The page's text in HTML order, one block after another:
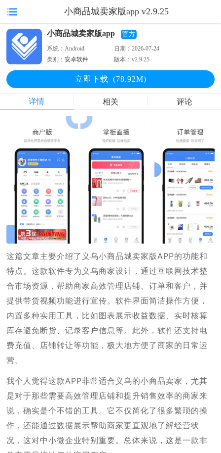
小商品城卖家版app v2.9.25
小商品城卖家版app 官方
系统：Android 日期：2026-07-24
类别：安卓软件 版本：v2.9.25
立即下载 (78.92M)
详情 相关 评论
这篇文章主要介绍了义乌小商品城卖家版APP的功能和
特点。这款软件专为义乌商家设计，通过互联网技术整
合市场资源，帮助商家高效管理店铺、订单和客户，并
提供带货视频功能进行宣传。软件界面简洁操作方便，
内置多种实用工具，比如图表展示收益数据、实时核算
库存避免断货、记录客户信息等。此外，软件还支持电
费充值、店铺转让等功能，极大地方便了商家的日常运
营。
我个人觉得这款APP非常适合义乌的小商品卖家，尤其
是对于那些需要高效管理店铺和提升销售效率的商家来
说，确实是个不错的工具。它不仅简化了很多繁琐的操
作，还能通过数据展示帮助商家更直观地了解经营状
况，这对中小微企业特别重要。总体来说，这是一款非